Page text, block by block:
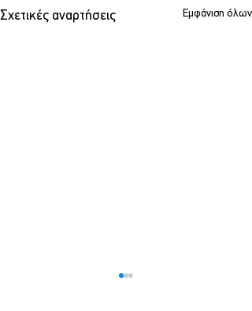
Σχετικές αναρτήσεις Εμφάνιση όλων